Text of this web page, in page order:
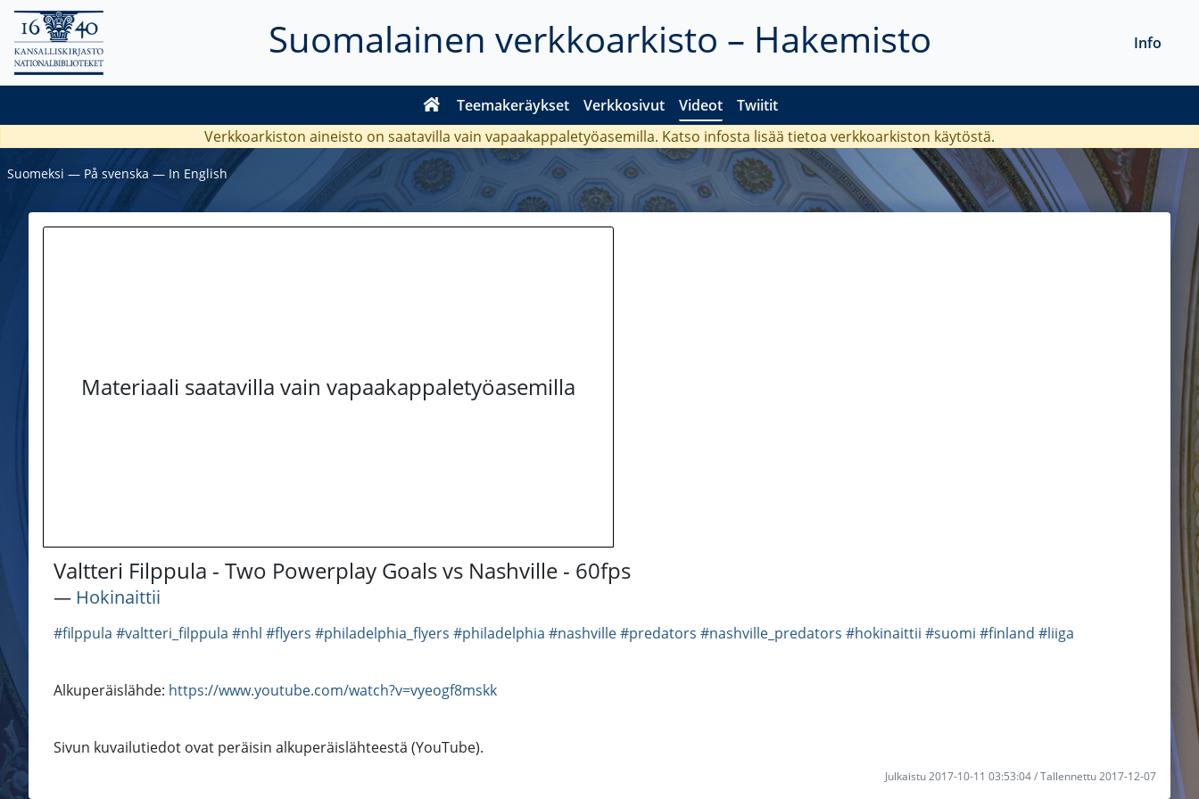
Suomalainen verkkoarkisto – Hakemisto
Teemakeräykset Verkkosivut Videot Twiitit
Info
Verkkoarkiston aineisto on saatavilla vain vapaakappaletyöasemilla. Katso infosta lisää tietoa verkkoarkiston käytöstä.
Suomeksi ― På svenska ― In English
Materiaali saatavilla vain vapaakappaletyöasemilla
Valtteri Filppula - Two Powerplay Goals vs Nashville - 60fps
― Hokinaittii
#filppula #valtteri_filppula #nhl #flyers #philadelphia_flyers #philadelphia #nashville#predators #nashville_predators #hokinaittii #suomi #finland #liiga
Alkuperäislähde: https://www.youtube.com/watch?v=vyeogf8mskk
Sivun kuvailutiedot ovat peräisin alkuperäislähteestä (YouTube).
Julkaistu 2017-10-11 03:53:04 / Tallennettu 2017-12-07